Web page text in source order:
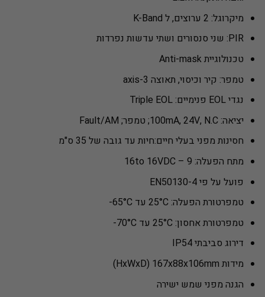
מיקרוגל: 2 ערוצים, ל K-Band
PIR: שני סנסורים ושתי עדשות נפרדות
טכנולוגיית Anti-mask
טמפר: קיר וכיסוי, תאוצה 3-axis
נגדי EOL פנימיים: Triple EOL
יציאה: 100mA, 24V, N.C; טמפר; Fault/AM
חסינות מפני בעלי חיים:חיות עד גובה של 35 ס"מ
מתח הפעלה: 9 – 16to 16VDC
פועל על פי EN50130-4
טמפרטורת הפעלה: 25°C עד 65°C-
טמפרטורת אחסון: 25°C עד 70°C-
דירוג סביבתי IP54
מידות HxWxD) 167x88x106mm)
הגנה מפני שמש ישירה